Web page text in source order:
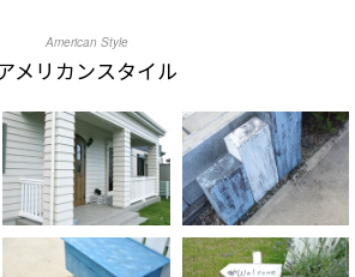
American Style
メリカンスタイル